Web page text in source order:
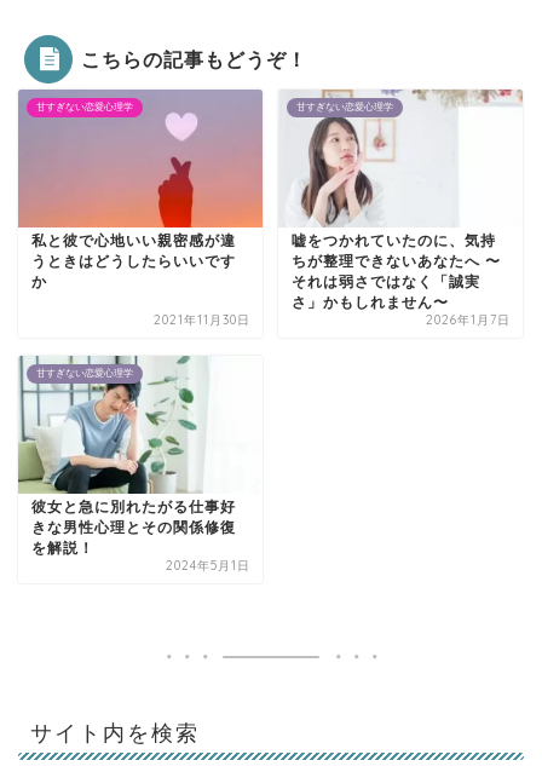
こちらの記事もどうぞ！
甘すぎない恋愛心理学
私と彼で心地いい親密感が違
うときはどうしたらいいです
か
2021年11月30日
甘すぎない恋愛心理学
嘘をつかれていたのに、気持
ちが整理できないあなたへ 〜
それは弱さではなく「誠実
さ」かもしれません〜
2026年1月7日
甘すぎない恋愛心理学
彼女と急に別れたがる仕事好
きな男性心理とその関係修復
を解説！
2024年5月1日
サイト内を検索